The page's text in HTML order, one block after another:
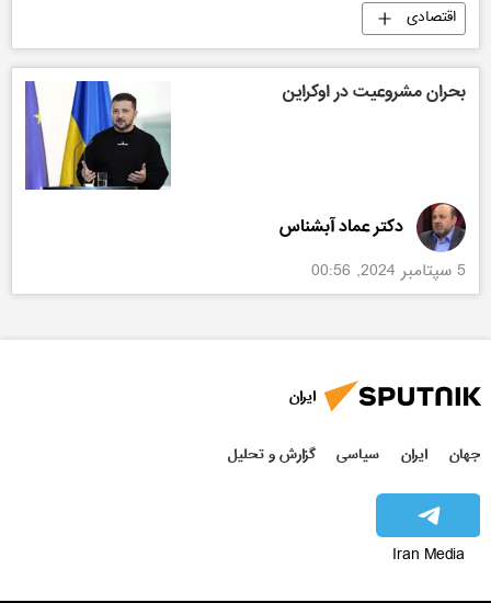
اقتصادی
بحران مشروعیت در اوکراین
دکتر عماد آبشناس
5 سپتامبر 2024, 00:56
ایران
جهان ایران سیاسی گزارش و تحلیل
Iran Media